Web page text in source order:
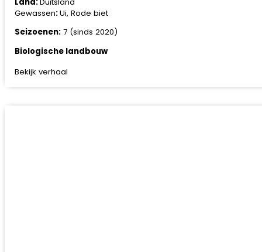
Land:Duitsland
Gewassen:Ui, Rode biet
Seizoenen:7 (sinds 2020)
Biologische landbouw
Bekijk verhaal